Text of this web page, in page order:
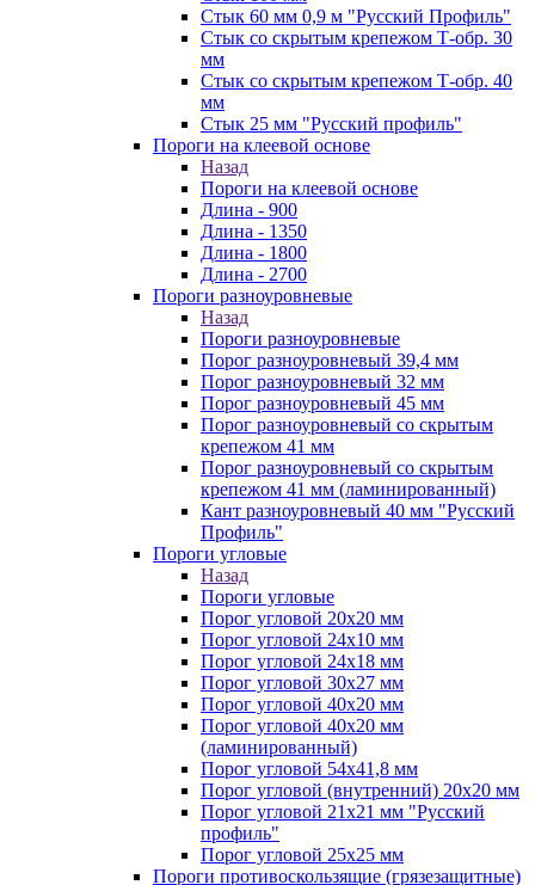
Стык 60 мм 0,9 м "Русский Профиль"
Стык со скрытым крепежом Т-обр. 30
мм
Стык со скрытым крепежом Т-обр. 40
мм
Стык 25 мм "Русский профиль"
Пороги на клеевой основе
Назад
Пороги на клеевой основе
Длина - 900
Длина - 1350
Длина - 1800
Длина - 2700
Пороги разноуровневые
Назад
Пороги разноуровневые
Порог разноуровневый 39,4 мм
Порог разноуровневый 32 мм
Порог разноуровневый 45 мм
Порог разноуровневый со скрытым
крепежом 41 мм
Порог разноуровневый со скрытым
крепежом 41 мм (ламинированный)
Кант разноуровневый 40 мм "Русский
Профиль"
Пороги угловые
Назад
Пороги угловые
Порог угловой 20х20 мм
Порог угловой 24х10 мм
Порог угловой 24х18 мм
Порог угловой 30х27 мм
Порог угловой 40х20 мм
Порог угловой 40х20 мм
(ламинированный)
Порог угловой 54х41,8 мм
Порог угловой (внутренний) 20х20 мм
Порог угловой 21х21 мм "Русский
профиль"
Порог угловой 25х25 мм
Пороги противоскользящие (грязезащитные)